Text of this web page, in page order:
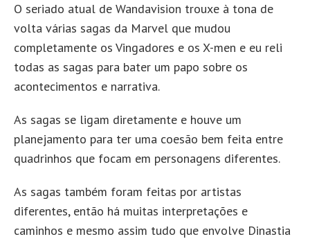
O seriado atual de Wandavision trouxe à tona de
volta várias sagas da Marvel que mudou
completamente os Vingadores e os X-men e eu reli
todas as sagas para bater um papo sobre os
acontecimentos e narrativa.
As sagas se ligam diretamente e houve um
planejamento para ter uma coesão bem feita entre
quadrinhos que focam em personagens diferentes.
As sagas também foram feitas por artistas
diferentes, então há muitas interpretações e
caminhos e mesmo assim tudo que envolve Dinastia